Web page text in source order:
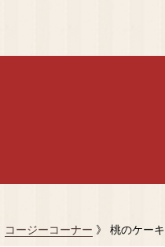
コージーコーナー 》 桃のケーキ